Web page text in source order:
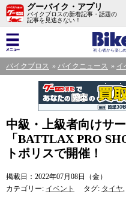
グーバイク・アプリ
バイクブロスの新着記事・話題の
記事を見逃さない！
バイクブロス バイクニュース イ
中級・上級者向けサ
「BATTLAX PRO
トポリスで開催！
掲載日：2022年07月08日（金）
カテゴリー: イベント タグ: タイヤ,